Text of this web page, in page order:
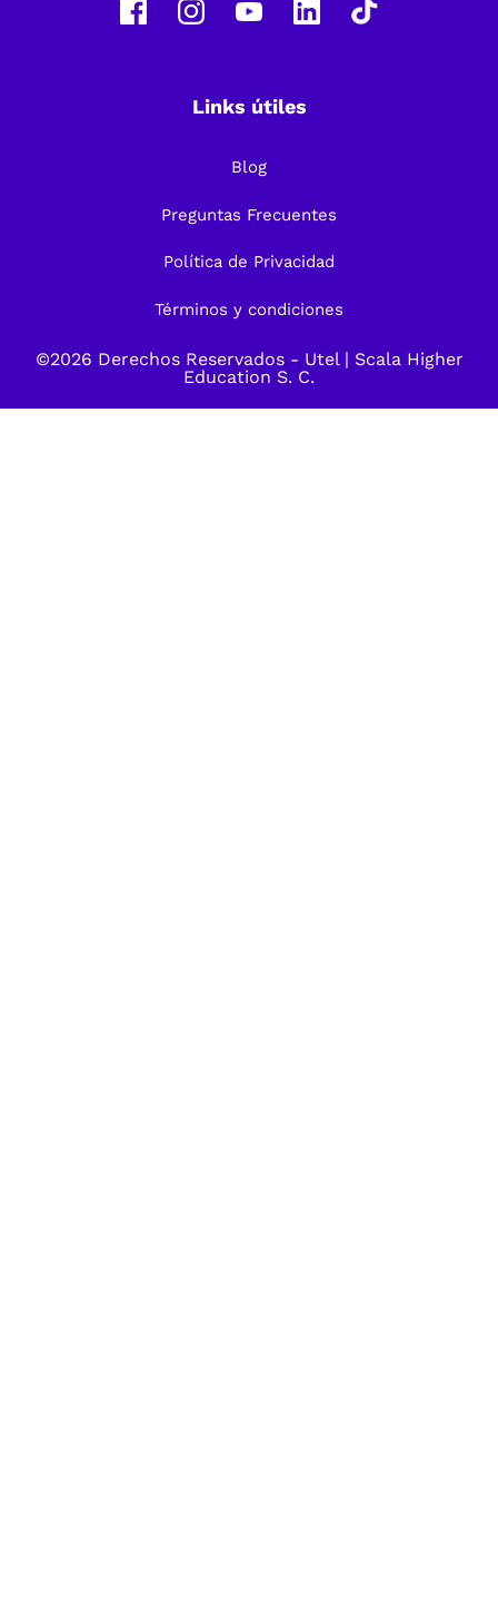
Links útiles
Blog
Preguntas Frecuentes
Política de Privacidad
Términos y condiciones
©2026 Derechos Reservados - Utel| Scala Higher
Education S. C.